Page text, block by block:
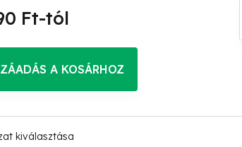
kiválasztása
Ft-tól
A KOSÁRHOZ